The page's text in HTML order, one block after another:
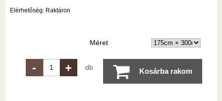
Elérhetőség: Raktáron
Méret
- + db Kosárba rakom